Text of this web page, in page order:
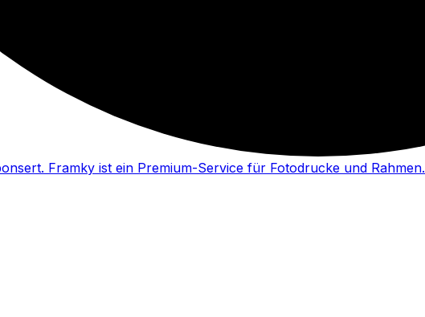
Framky ist ein Premium-Service für Fotodrucke und Rahmen.